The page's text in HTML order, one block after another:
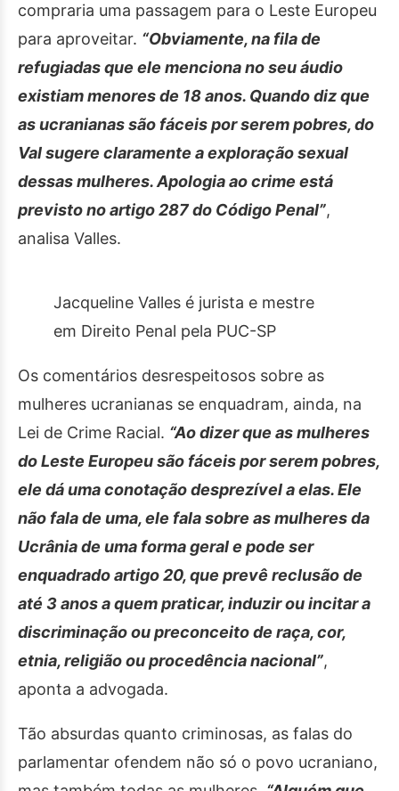
compraria uma passagem para o Leste Europeu
para aproveitar. “Obviamente, na fila de
refugiadas que ele menciona no seu áudio
existiam menores de 18 anos. Quando diz que
as ucranianas são fáceis por serem pobres, do
Val sugere claramente a exploração sexual
dessas mulheres. Apologia ao crime está
previsto no artigo 287 do Código Penal”,
analisa Valles.
Jacqueline Valles é jurista e mestre
em Direito Penal pela PUC-SP
Os comentários desrespeitosos sobre as
mulheres ucranianas se enquadram, ainda, na
Lei de Crime Racial. “Ao dizer que as mulheres
do Leste Europeu são fáceis por serem pobres,
ele dá uma conotação desprezível a elas. Ele
não fala de uma, ele fala sobre as mulheres da
Ucrânia de uma forma geral e pode ser
enquadrado artigo 20, que prevê reclusão de
até 3 anos a quem praticar, induzir ou incitar a
discriminação ou preconceito de raça, cor,
etnia, religião ou procedência nacional”,
aponta a advogada.
Tão absurdas quanto criminosas, as falas do
parlamentar ofendem não só o povo ucraniano,